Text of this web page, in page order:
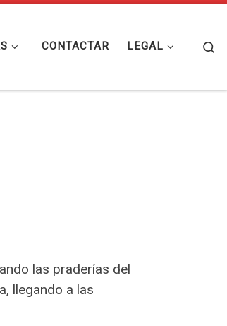
CONTACTAR LEGAL
las praderías del
llegando a las